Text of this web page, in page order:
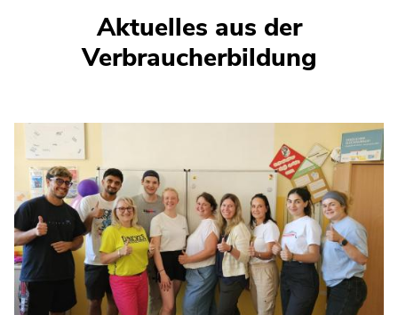
Aktuelles aus der
Verbraucherbildung